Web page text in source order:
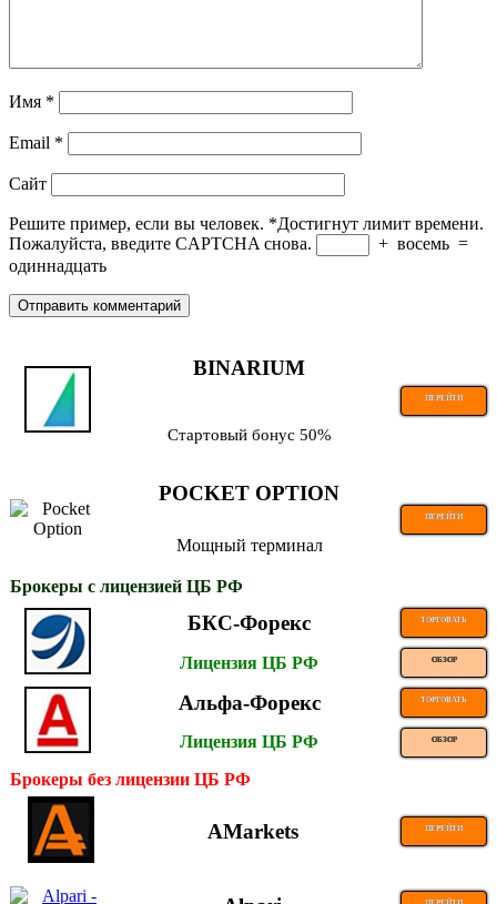
Имя *
Email *
Сайт
Решите пример, если вы человек. *Достигнут лимит времени.
Пожалуйста, введите CAPTCHA снова.
+ восемь =
одиннадцать
BINARIUM
ПЕРЕЙТИ
Стартовый бонус 50%
POCKET OPTION
ПЕРЕЙТИ
Мощный терминал
Брокеры с лицензией ЦБ РФ
БКС-Форекс ТОРГОВАТЬ
Лицензия ЦБ РФ ОБЗОР
Альфа-Форекс ТОРГОВАТЬ
Лицензия ЦБ РФ ОБЗОР
Брокеры без лицензии ЦБ РФ
AMarkets ПЕРЕЙТИ